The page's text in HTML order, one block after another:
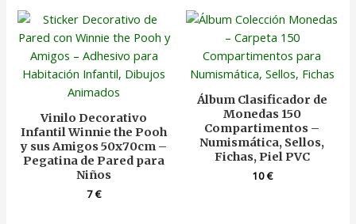
Vinilo Decorativo
Infantil Winnie the Pooh
y sus Amigos 50x70cm –
Pegatina de Pared para
Niños
7€
Álbum Clasificador de
Monedas 150
Compartimentos –
Numismática, Sellos,
Fichas, Piel PVC
10€